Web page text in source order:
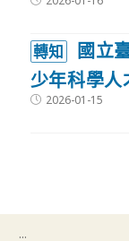
轉知
國立
少年科學人
Post2026-01-15